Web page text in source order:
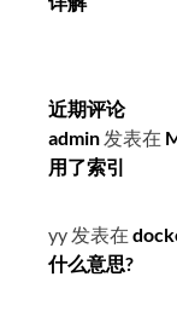
近期评论
admin 发表在
用了索引
yy 发表在
什么意思?